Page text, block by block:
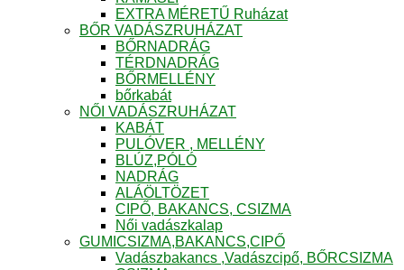
EXTRA MÉRETŰ Ruházat
BŐR VADÁSZRUHÁZAT
BŐRNADRÁG
TÉRDNADRÁG
BŐRMELLÉNY
bőrkabát
NŐI VADÁSZRUHÁZAT
KABÁT
PULÓVER , MELLÉNY
BLÚZ,PÓLÓ
NADRÁG
ALÁÖLTÖZET
CIPŐ, BAKANCS, CSIZMA
Női vadászkalap
GUMICSIZMA,BAKANCS,CIPŐ
Vadászbakancs ,Vadászcipő, BŐRCSIZMA